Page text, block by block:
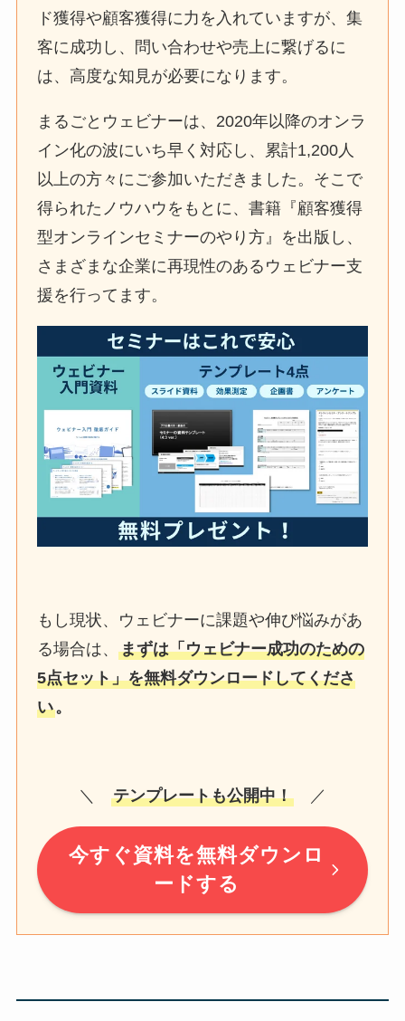
ド獲得や顧客獲得に力を入れていますが、集
客に成功し、問い合わせや売上に繋げるに
は、高度な知見が必要になります。
まるごとウェビナーは、2020年以降のオンラ
イン化の波にいち早く対応し、累計1,200人
以上の方々にご参加いただきました。そこで
得られたノウハウをもとに、書籍『顧客獲得
型オンラインセミナーのやり方』を出版し、
さまざまな企業に再現性のあるウェビナー支
援を行ってます。
もし現状、ウェビナーに課題や伸び悩みがあ
る場合は、まずは「ウェビナー成功のための
5点セット」を無料ダウンロードしてくださ
い。
＼ テンプレートも公開中！ ／
今すぐ資料を無料ダウンロ
ードする